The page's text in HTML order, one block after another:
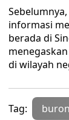
informasi
berada di
di wilayah
Tag: